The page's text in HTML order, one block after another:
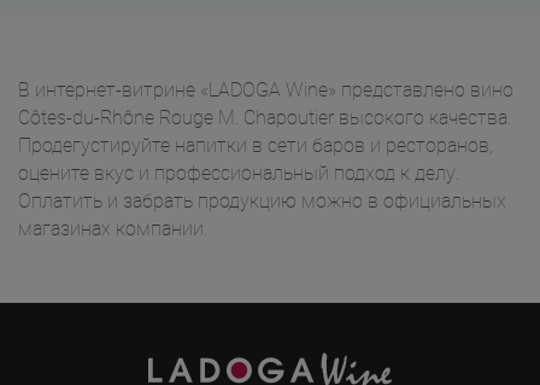
В интернет-витрине «LADOGA Wine» представлено вино
Côtes-du-Rhône Rouge M. Chapoutier высокого качества.
Продегустируйте напитки в сети баров и ресторанов,
оцените вкус и профессиональный подход к делу.
Оплатить и забрать продукцию можно в официальных
магазинах компании.